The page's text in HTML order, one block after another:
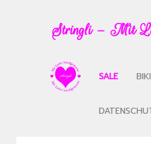
Stringli – Mit
SALE